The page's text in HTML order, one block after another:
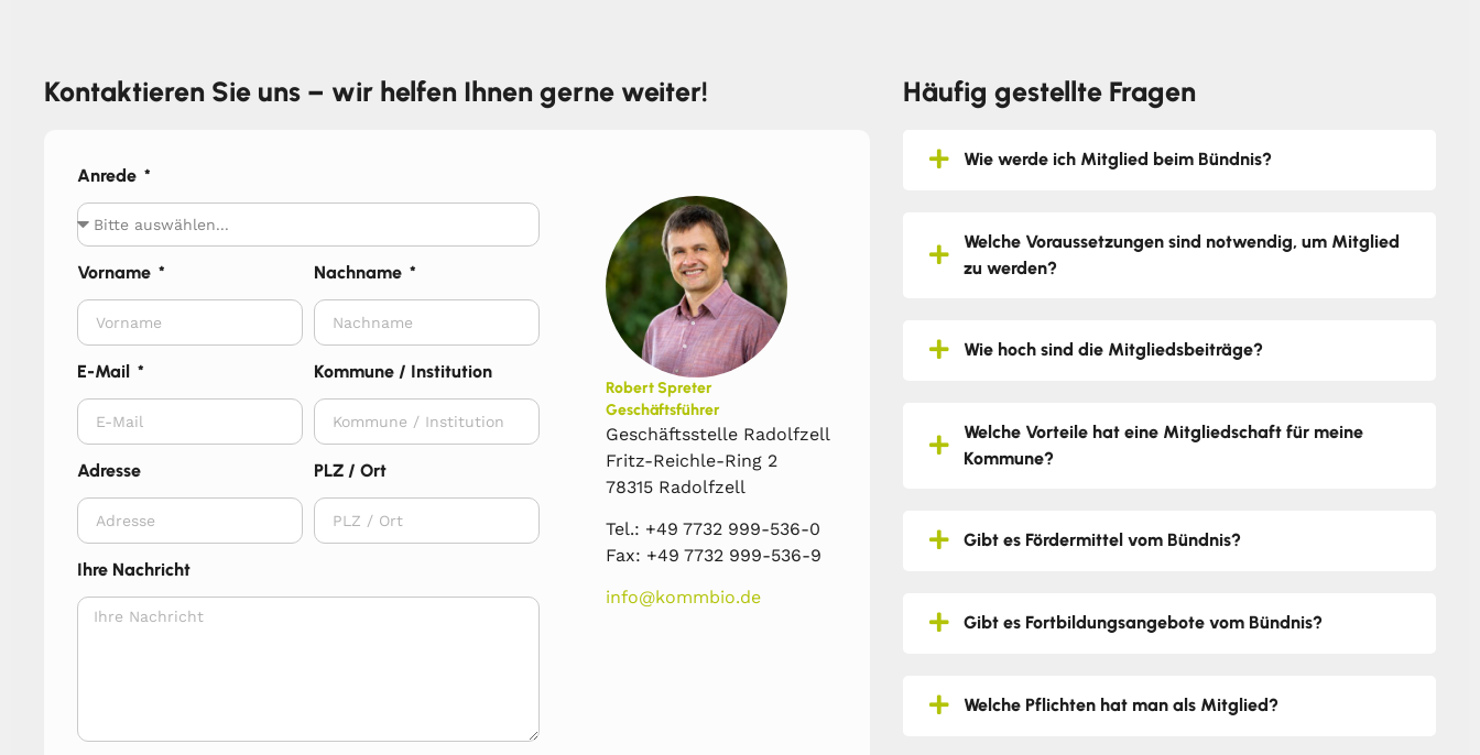
Kontaktieren Sie uns – wir helfen Ihnen gerne weiter!
Anrede
Vorname Nachname
E-Mail Kommune / Institution
Adresse PLZ / Ort
Ihre Nachricht
Robert Spreter
Geschäftsführer
Geschäftsstelle Radolfzell
Fritz-Reichle-Ring 2
78315 Radolfzell
Tel.: +49 7732 999-536-0
Fax: +49 7732 999-536-9
info@kommbio.de
Häufig gestellte Fragen
Wie werde ich Mitglied beim Bündnis?
Welche Voraussetzungen sind notwendig, um Mitglied
zu werden?
Wie hoch sind die Mitgliedsbeiträge?
Welche Vorteile hat eine Mitgliedschaft für meine
Kommune?
Gibt es Fördermittel vom Bündnis?
Gibt es Fortbildungsangebote vom Bündnis?
Welche Pflichten hat man als Mitglied?